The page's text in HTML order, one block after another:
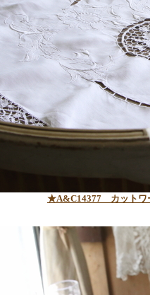
★A&C14377 カット